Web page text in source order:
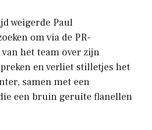
weigerde Paul
om via de PR-
van het team over zijn
en verliet stilletjes het
samen met een
een bruin geruite flanellen